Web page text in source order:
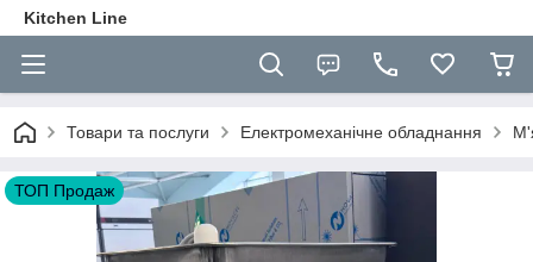
Kitchen Line
Товари та послуги Електромеханічне обладнання
ТОП Продаж